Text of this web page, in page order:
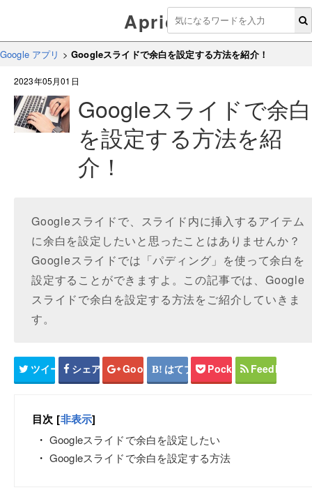
Aprico
Google アプリ >Googleスライドで余白を設定する方法を紹介！
2023年05月01日
Googleスライドで余白
を設定する方法を紹
介！
Googleスライドで、スライド内に挿入するアイテム
に余白を設定したいと思ったことはありませんか？
Googleスライドでは「パディング」を使って余白を
設定することができますよ。この記事では、Google
スライドで余白を設定する方法をご紹介していきま
す。
ツイート シェア Google+ はてブ Pocket Feedly
目次 [非表示]
Googleスライドで余白を設定したい
Googleスライドで余白を設定する方法